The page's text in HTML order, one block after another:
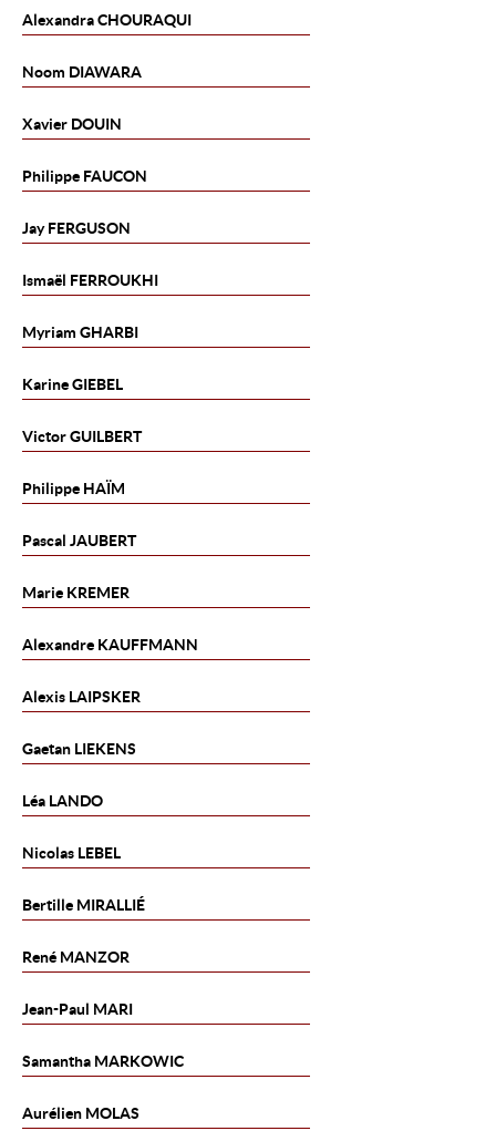
AlexandraCHOURAQUI
Noom DIAWARA
Xavier DOUIN
Philippe FAUCON
JayFERGUSON
Ismaël FERROUKHI
Myriam GHARBI
KarineGIEBEL
VictorGUILBERT
Philippe HAÏM
Pascal JAUBERT
Marie KREMER
Alexandre KAUFFMANN
Alexis LAIPSKER
Gaetan LIEKENS
Léa LANDO
Nicolas LEBEL
Bertille MIRALLIÉ
René MANZOR
Jean-Paul MARI
Samantha MARKOWIC
Aurélien MOLAS